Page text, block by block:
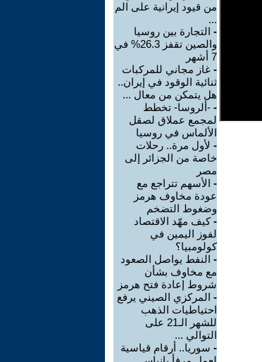
من قيود إيرانية على الم
...
- التجارة بين روسيا
والصين تقفز 26.3% في
7 أشهر
- غاز مجاني للمركبات
ثنائية الوقود في إيران..
هل يتمكن من معال ...
- -ألروسا- تخطط
لمجمع عملاق لصقل
الألماس في روسيا
- لأول مرة.. رحلات
خاصة من الجزائر إلى
مصر
- الأسهم تتراجع مع
عودة مخاوف هرمز
وضغوط التضخم
-كيف مهّد الاقتصاد
لفوز اليمين في
كولومبيا؟
- النفط يواصل الصعود
مع مخاوف بشأن
شروط إعادة فتح هرمز
- المركزي الصيني يرفع
احتياطيات الذهب
للشهر الـ21 على
التوالي ...
- سوريا.. أرقام قياسية